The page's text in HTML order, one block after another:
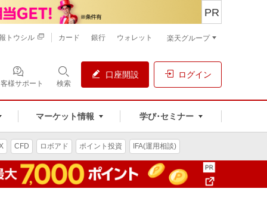
様サポート 検索
口座開設 ログイン
マーケット情報 学び･セミナー
PR
トウシル カード 銀行 ウォレット 楽天グループ
CFD ロボアド ポイント投資 IFA(運用相談)